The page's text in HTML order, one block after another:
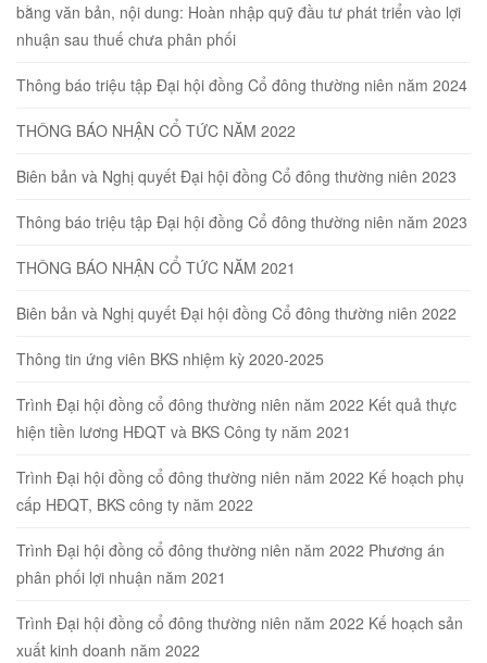
bằng văn bản, nội dung: Hoàn nhập quỹ đầu tư phát triển vào lợi
nhuận sau thuế chưa phân phối
Thông báo triệu tập Đại hội đồng Cổ đông thường niên năm 2024
THÔNG BÁO NHẬN CỔ TỨC NĂM 2022
Biên bản và Nghị quyết Đại hội đồng Cổ đông thường niên 2023
Thông báo triệu tập Đại hội đồng Cổ đông thường niên năm 2023
THÔNG BÁO NHẬN CỔ TỨC NĂM 2021
Biên bản và Nghị quyết Đại hội đồng Cổ đông thường niên 2022
Thông tin ứng viên BKS nhiệm kỳ 2020-2025
Trình Đại hội đồng cổ đông thường niên năm 2022 Kết quả thực
hiện tiền lương HĐQT và BKS Công ty năm 2021
Trình Đại hội đồng cổ đông thường niên năm 2022 Kế hoạch phụ
cấp HĐQT, BKS công ty năm 2022
Trình Đại hội đồng cổ đông thường niên năm 2022 Phương án
phân phối lợi nhuận năm 2021
Trình Đại hội đồng cổ đông thường niên năm 2022 Kế hoạch sản
xuất kinh doanh năm 2022